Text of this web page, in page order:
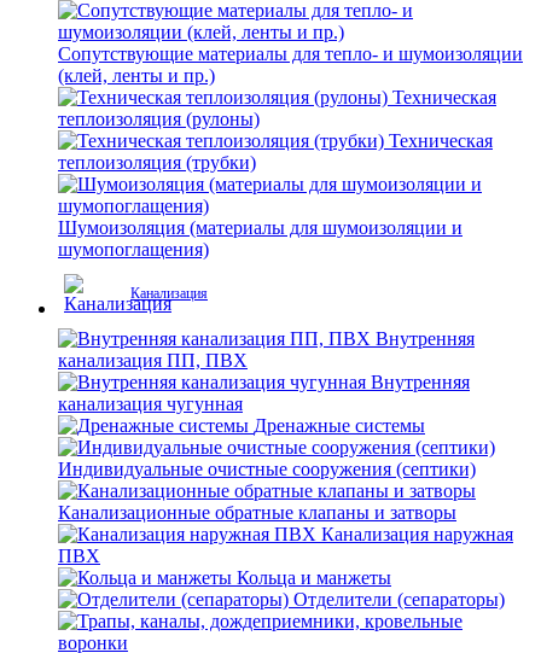
Сопутствующие материалы для тепло- и шумоизоляции
(клей, ленты и пр.)
Техническая
теплоизоляция (рулоны)
Техническая
теплоизоляция (трубки)
Шумоизоляция (материалы для шумоизоляции и
шумопоглащения)
Канализация
Внутренняя
канализация ПП, ПВХ
Внутренняя
канализация чугунная
Дренажные системы
Индивидуальные очистные сооружения (септики)
Канализационные обратные клапаны и затворы
Канализация наружная
ПВХ
Кольца и манжеты
Отделители (сепараторы)